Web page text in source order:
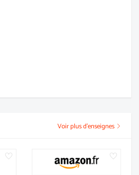
Voir plus d'enseignes